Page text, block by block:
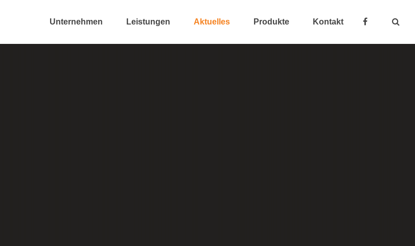
Unternehmen Leistungen Aktuelles Produkte Kontakt